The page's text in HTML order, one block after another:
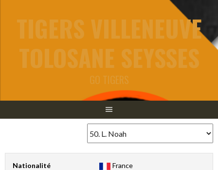
TIGERS VILLENEUVE
TOLOSANE SEYSSES
GO TIGERS
Nationalité France